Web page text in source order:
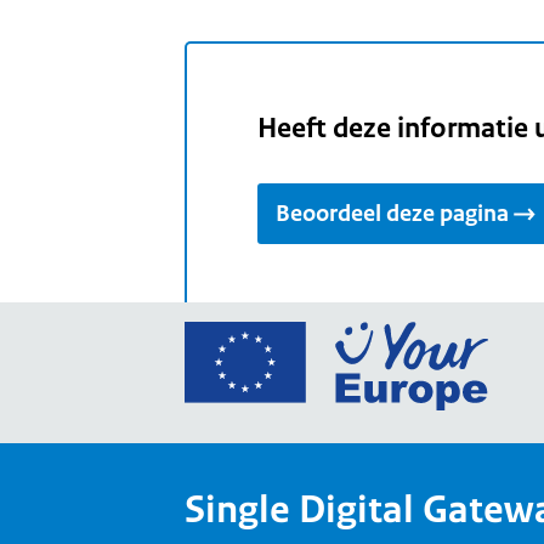
Heeft deze informatie
Beoordeel deze pagina
Ga
Your
Single Digital